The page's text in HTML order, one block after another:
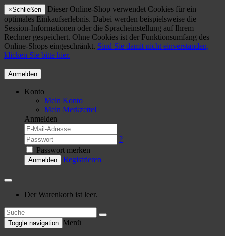
×Schließen
Dieser Online-Shop verwendet Cookies für ein
optimales Einkaufserlebnis. Dabei werden beispielsweise die
Session-Informationen oder die Spracheinstellung auf Ihrem
Rechner gespeichert. Ohne Cookies ist der Funktionsumfang des
Online-Shops eingeschränkt. Sind Sie damit nicht einverstanden,
klicken Sie bitte hier.
Anmelden
Konto
Mein Konto
Mein Merkzettel
Anmelden
?
Passwort merken
Anmelden Registrieren
Der Warenkorb ist leer.
Toggle navigation Menü